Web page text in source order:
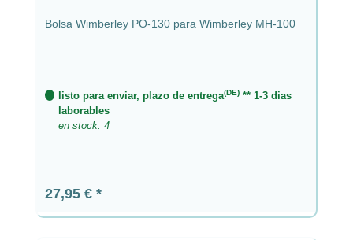
Bolsa Wimberley PO-130 para Wimberley MH-100
listo para enviar, plazo de entrega(DE) ** 1-3 dias
laborables
en stock: 4
Precio normal:
27,95 €